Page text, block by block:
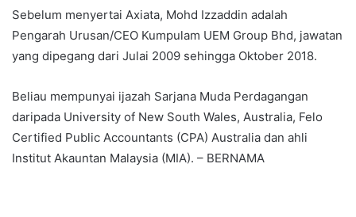
Sebelum menyertai Axiata, Mohd Izzaddin adalah
Pengarah Urusan/CEO Kumpulam UEM Group Bhd, jawatan
yang dipegang dari Julai 2009 sehingga Oktober 2018.
Beliau mempunyai ijazah Sarjana Muda Perdagangan
daripada University of New South Wales, Australia, Felo
Certified Public Accountants (CPA) Australia dan ahli
Institut Akauntan Malaysia (MIA). – BERNAMA